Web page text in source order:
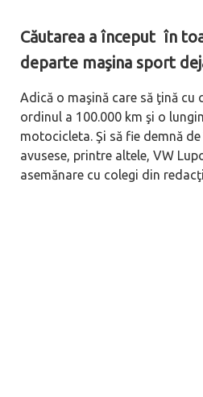
Căutarea a început în
departe maşina sport
Adică o maşină care să ţină
ordinul a 100.000 km şi o
motocicleta. Şi să fie demnă
avusese, printre altele, VW
asemănare cu colegi din